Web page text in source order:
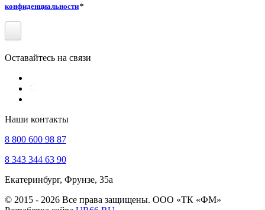
конфиденциальности*
Оставайтесь на связи
Наши контакты
8 800 600 98 87
8 343 344 63 90
Екатеринбург, Фрунзе, 35а
© 2015 - 2026 Все права защищены. ООО «ТК «ФМ»